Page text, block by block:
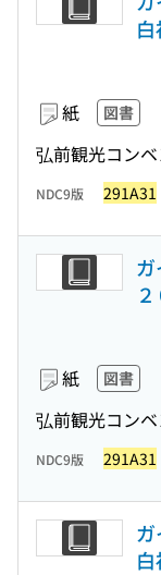
紙 図書
弘前観光コン
NDC9版 291A31
紙 図書
弘前観光コン
NDC9版 291A31
ガ